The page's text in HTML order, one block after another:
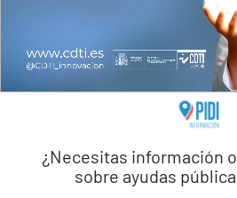
¿Necesitas información
sobre ayudas